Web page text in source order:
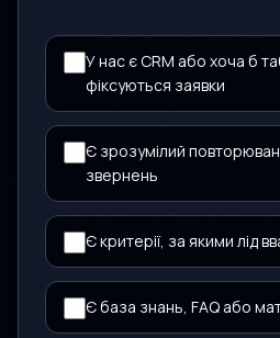
У нас є CRM або хоча б
фіксуються заявки
Є зрозумілий
звернень
Є критерії, за якими лід
Є база знань, FAQ або